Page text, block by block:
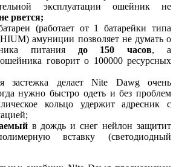
эксплуатации ошейник не
рвется;
(работает от 1 батарейки типа
амуниции позволяет не думать о
питания до 150 часов, а
говорит о 100000 ресурсных
делает Nite Dawg очень
нужно быстро одеть и без проблем
кольцо удержит адресник с
в дождь и снег нейлон защитит
вставку (светодиодный